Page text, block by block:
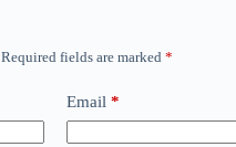
Required fields are marked *
Email *